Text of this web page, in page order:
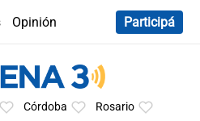
Opinión
Participá
Córdoba Rosario